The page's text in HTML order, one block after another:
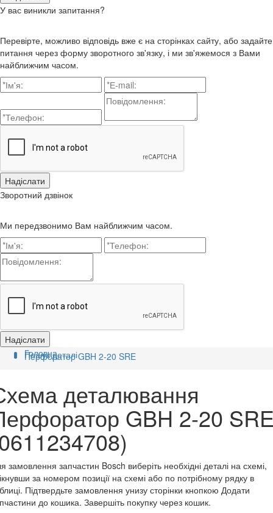
У вас виникли запитання?
Перевірте, можливо відповідь вже є на сторінках сайту, або задайте
питання через форму зворотного зв'язку, і ми зв'яжемося з Вами
найближчим часом.
Зворотний дзвінок
Ми передзвонимо Вам найближчим часом.
Головна
Пошук деталі
Перфоратор GBH 2-20 SRE
деталювання
GBH 2-20
замовлення запчастин Bosch виберіть необхідні деталі на схемі,
за номером позиції на схемі або по потрібному рядку в
Підтвердьте замовлення унизу сторінки кнопкою Додати
до кошика. Завершіть покупку через кошик.